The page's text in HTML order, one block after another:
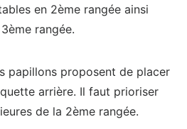
en 2ème rangée ainsi
ème rangée.
papillons proposent de placer
arrière. Il faut prioriser
de la 2ème rangée.